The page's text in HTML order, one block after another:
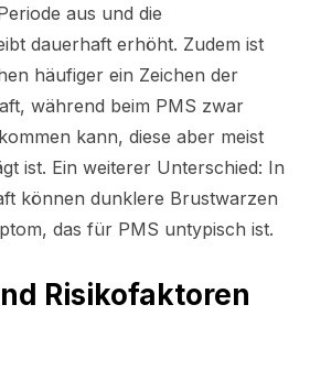
aus und die
dauerhaft erhöht. Zudem ist
häufiger ein Zeichen der
während beim PMS zwar
kann, diese aber meist
ist. Ein weiterer Unterschied: In
können dunklere Brustwarzen
das für PMS untypisch ist.
Risikofaktoren